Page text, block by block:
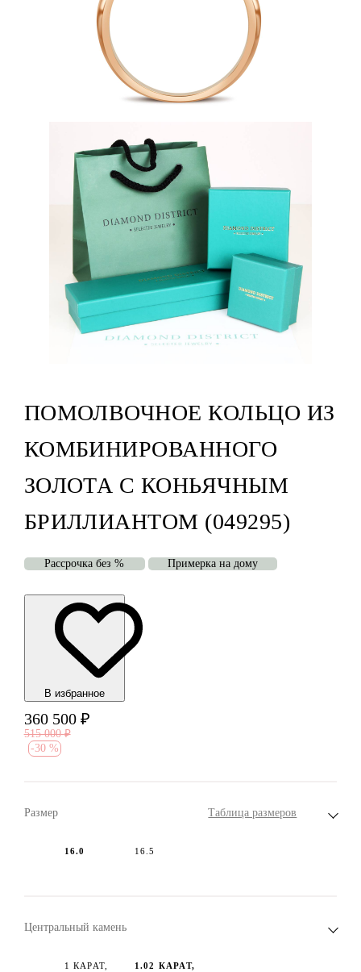
ПОМОЛВОЧНОЕ КОЛЬЦО ИЗ
КОМБИНИРОВАННОГО
ЗОЛОТА С КОНЬЯЧНЫМ
БРИЛЛИАНТОМ (049295)
Рассрочка без % Примерка на дому
В избранноe
360 500 ₽
515 000 ₽
-30 %
Размер Таблица размеров
16.0 16.5
Центральный камень
1 КАРАТ,
1.02 КАРАТ,